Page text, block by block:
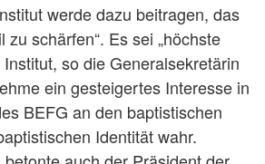
werde dazu beitragen, das
zu schärfen“. Es sei „höchste
so die Generalsekretärin
ein gesteigertes Interesse in
BEFG an den baptistischen
Identität wahr.